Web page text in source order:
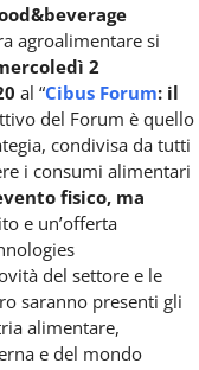
agroalimentare si
2
al “Cibus Forum: il
del Forum è quello
condivisa da tutti
i consumi alimentari
fisico, ma
e un’offerta
del settore e le
saranno presenti gli
alimentare,
e del mondo